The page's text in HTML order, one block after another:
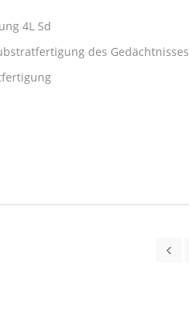
4L Sd
des Gedächtnisses